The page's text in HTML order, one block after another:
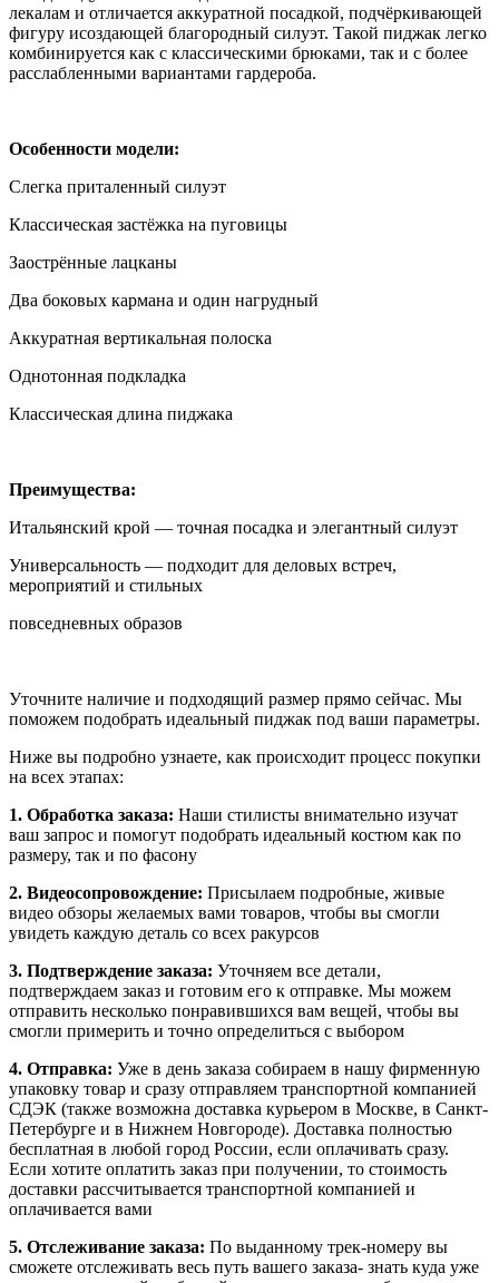
лекалам и отличается аккуратной посадкой, подчёркивающей
фигуру исоздающей благородный силуэт. Такой пиджак легко
комбинируется как с классическими брюками, так и с более
расслабленными вариантами гардероба.
Особенности модели:
Слегка приталенный силуэт
Классическая застёжка на пуговицы
Заострённые лацканы
Два боковых кармана и один нагрудный
Аккуратная вертикальная полоска
Однотонная подкладка
Классическая длина пиджака
Преимущества:
Итальянский крой — точная посадка и элегантный силуэт
Универсальность — подходит для деловых встреч,
мероприятий и стильных
повседневных образов
Уточните наличие и подходящий размер прямо сейчас. Мы
поможем подобрать идеальный пиджак под ваши параметры.
Ниже вы подробно узнаете, как происходит процесс покупки
на всех этапах:
1. Обработка заказа: Наши стилисты внимательно изучат
ваш запрос и помогут подобрать идеальный костюм как по
размеру, так и по фасону
2. Видеосопровождение: Присылаем подробные, живые
видео обзоры желаемых вами товаров, чтобы вы смогли
увидеть каждую деталь со всех ракурсов
3. Подтверждение заказа: Уточняем все детали,
подтверждаем заказ и готовим его к отправке. Мы можем
отправить несколько понравившихся вам вещей, чтобы вы
смогли примерить и точно определиться с выбором
4. Отправка: Уже в день заказа собираем в нашу фирменную
упаковку товар и сразу отправляем транспортной компанией
СДЭК (также возможна доставка курьером в Москве, в Санкт-
Петербурге и в Нижнем Новгороде). Доставка полностью
бесплатная в любой город России, если оплачивать сразу.
Если хотите оплатить заказ при получении, то стоимость
доставки рассчитывается транспортной компанией и
оплачивается вами
5. Отслеживание заказа: По выданному трек-номеру вы
сможете отслеживать весь путь вашего заказа- знать куда уже